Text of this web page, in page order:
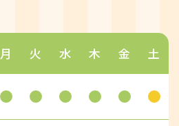
月 火 水 木 金 土